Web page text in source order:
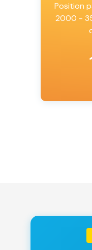
Position
2000 -